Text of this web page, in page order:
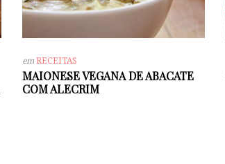
emRECEITAS
MAIONESE VEGANA DE ABACATE
COM ALECRIM